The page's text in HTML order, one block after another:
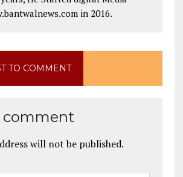
in 2016.
TO COMMENT
comment
will not be published.